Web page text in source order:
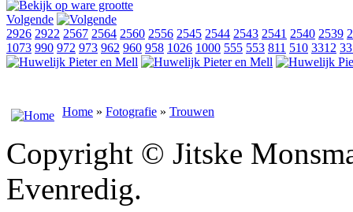
Volgende
2926 2922 2567 2564 2560 2556 2545 2544 2543 2541 2540 2539
1073 990 972 973 962 960 958 1026 1000 555 553 811 510 3312
Home » Fotografie » Trouwen
Copyright © Jitske
Evenredig.